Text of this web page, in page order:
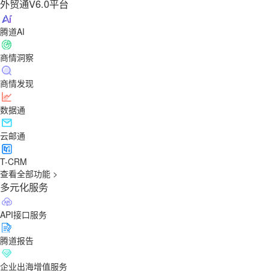
外贸通V6.0平台
腾道AI
商情洞察
商情发现
数据通
云邮通
T-CRM
查看全部功能 >
多元化服务
API接口服务
腾道报告
企业出海增值服务